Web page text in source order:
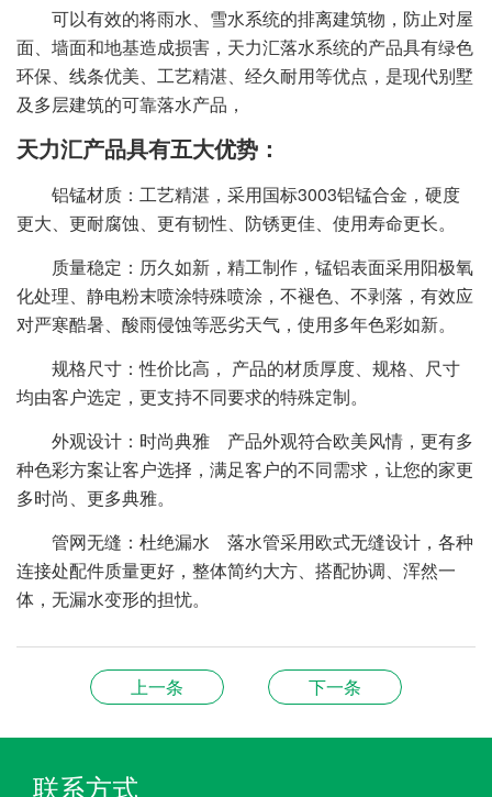
可以有效的将雨水、雪水系统的排离建筑物，防止对屋
面、墙面和地基造成损害，天力汇落水系统的产品具有绿色
环保、线条优美、工艺精湛、经久耐用等优点，是现代别墅
及多层建筑的可靠落水产品，
天力汇产品具有五大优势：
铝锰材质：工艺精湛，采用国标3003铝锰合金，硬度
更大、更耐腐蚀、更有韧性、防锈更佳、使用寿命更长。
质量稳定：历久如新，精工制作，锰铝表面采用阳极氧
化处理、静电粉末喷涂特殊喷涂，不褪色、不剥落，有效应
对严寒酷暑、酸雨侵蚀等恶劣天气，使用多年色彩如新。
规格尺寸：性价比高， 产品的材质厚度、规格、尺寸
均由客户选定，更支持不同要求的特殊定制。
外观设计：时尚典雅 产品外观符合欧美风情，更有多
种色彩方案让客户选择，满足客户的不同需求，让您的家更
多时尚、更多典雅。
管网无缝：杜绝漏水 落水管采用欧式无缝设计，各种
连接处配件质量更好，整体简约大方、搭配协调、浑然一
体，无漏水变形的担忧。
上一条 下一条
联系方式